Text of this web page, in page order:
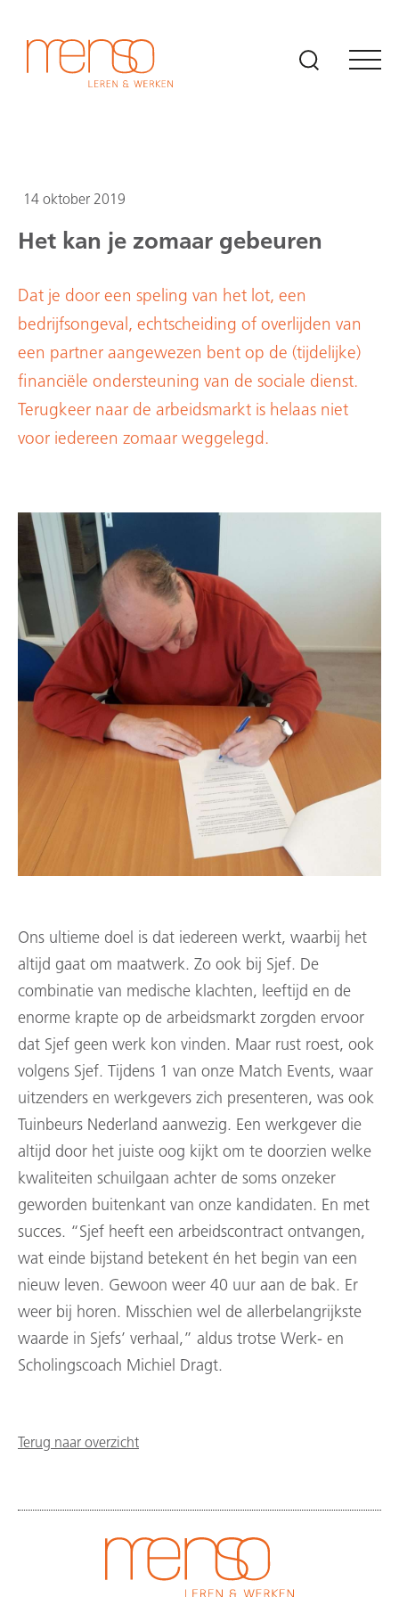
14 oktober 2019
Het kan je zomaar gebeuren
Dat je door een speling van het lot, een
bedrijfsongeval, echtscheiding of overlijden van
een partner aangewezen bent op de (tijdelijke)
financiële ondersteuning van de sociale dienst.
Terugkeer naar de arbeidsmarkt is helaas niet
voor iedereen zomaar weggelegd.
Ons ultieme doel is dat iedereen werkt, waarbij het
altijd gaat om maatwerk. Zo ook bij Sjef. De
combinatie van medische klachten, leeftijd en de
enorme krapte op de arbeidsmarkt zorgden ervoor
dat Sjef geen werk kon vinden. Maar rust roest, ook
volgens Sjef. Tijdens 1 van onze Match Events, waar
uitzenders en werkgevers zich presenteren, was ook
Tuinbeurs Nederland aanwezig. Een werkgever die
altijd door het juiste oog kijkt om te doorzien welke
kwaliteiten schuilgaan achter de soms onzeker
geworden buitenkant van onze kandidaten. En met
succes. “Sjef heeft een arbeidscontract ontvangen,
wat einde bijstand betekent én het begin van een
nieuw leven. Gewoon weer 40 uur aan de bak. Er
weer bij horen. Misschien wel de allerbelangrijkste
waarde in Sjefs’ verhaal,” aldus trotse Werk- en
Scholingscoach Michiel Dragt.
Terug naar overzicht